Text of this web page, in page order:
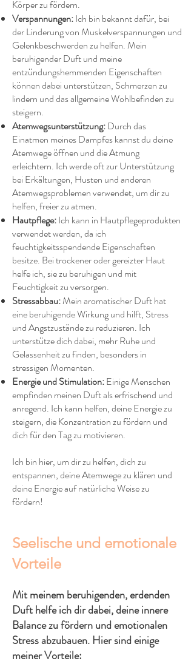
Körper zu fördern.
Verspannungen:Ich bin bekannt dafür, bei
der Linderung von Muskelverspannungen und
Gelenkbeschwerden zu helfen. Mein
beruhigender Duft und meine
entzündungshemmenden Eigenschaften
können dabei unterstützen, Schmerzen zu
lindern und das allgemeine Wohlbefinden zu
steigern.
Atemwegsunterstützung:Durch das
Einatmen meines Dampfes kannst du deine
Atemwege öffnen und die Atmung
erleichtern. Ich werde oft zur Unterstützung
bei Erkältungen, Husten und anderen
Atemwegsproblemen verwendet, um dir zu
helfen, freier zu atmen.
Hautpflege:Ich kann in Hautpflegeprodukten
verwendet werden, da ich
feuchtigkeitsspendende Eigenschaften
besitze. Bei trockener oder gereizter Haut
helfe ich, sie zu beruhigen und mit
Feuchtigkeit zu versorgen.
Stressabbau:Mein aromatischer Duft hat
eine beruhigende Wirkung und hilft, Stress
und Angstzustände zu reduzieren. Ich
unterstütze dich dabei, mehr Ruhe und
Gelassenheit zu finden, besonders in
stressigen Momenten.
Energie und Stimulation:Einige Menschen
empfinden meinen Duft als erfrischend und
anregend. Ich kann helfen, deine Energie zu
steigern, die Konzentration zu fördern und
dich für den Tag zu motivieren.
Ich bin hier, um dir zu helfen, dich zu
entspannen, deine Atemwege zu klären und
deine Energie auf natürliche Weise zu
fördern!
Seelische und emotionale
Vorteile
Mit meinem beruhigenden, erdenden
Duft helfe ich dir dabei, deine innere
Balance zu fördern und emotionalen
Stress abzubauen. Hier sind einige
meiner Vorteile: